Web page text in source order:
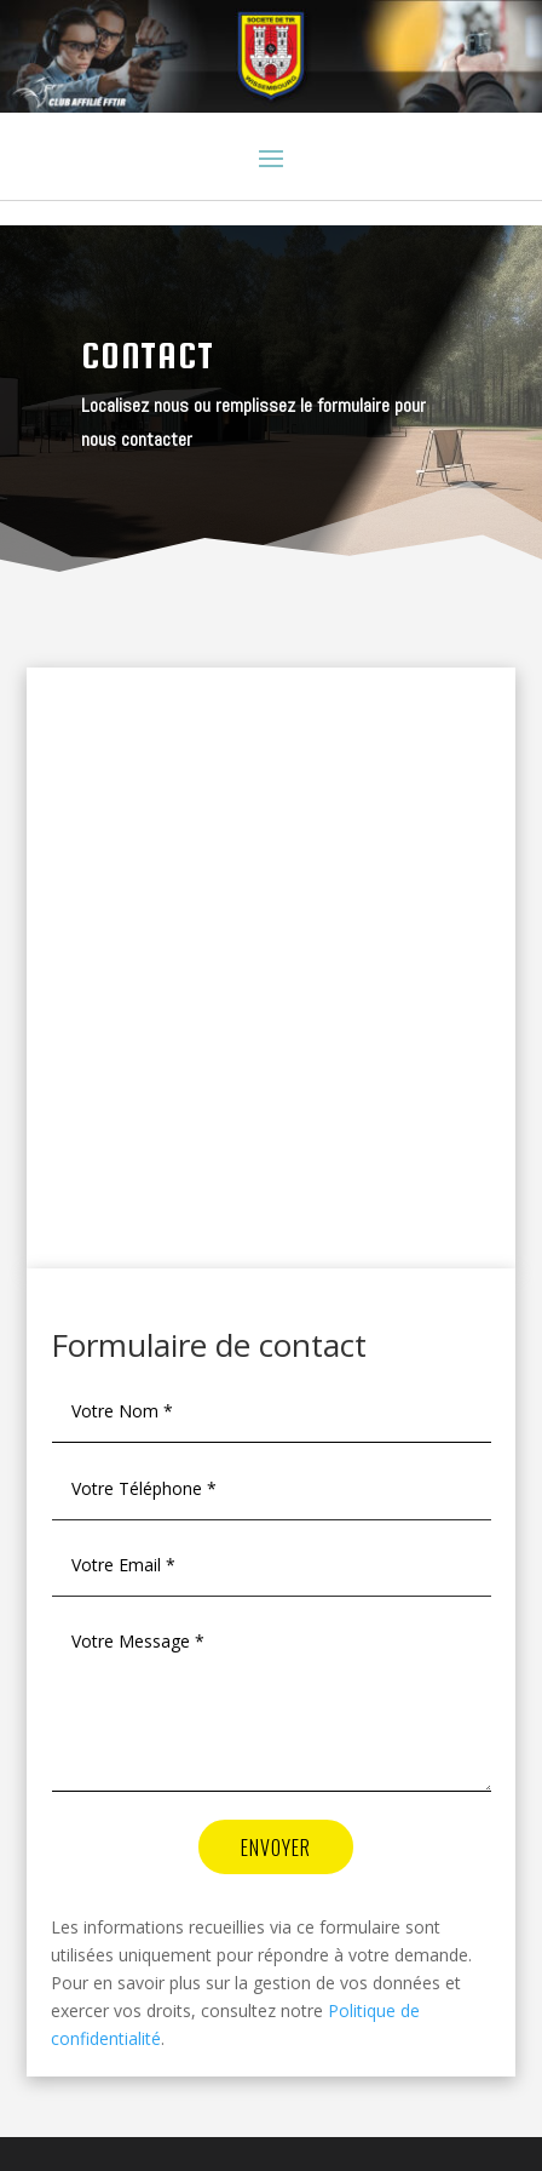
CONTACT
Localisez nous ou remplissez le formulaire pour
nous contacter
Formulaire de contact
ENVOYER
Les informations recueillies via ce formulaire sont
utilisées uniquement pour répondre à votre demande.
Pour en savoir plus sur la gestion de vos données et
exercer vos droits, consultez notre Politique de
confidentialité.